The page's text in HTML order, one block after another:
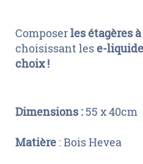
Composerles étagères
choisissant lese-
choix !
Dimensions : 55 x 40cm
Matière : Bois Hevea